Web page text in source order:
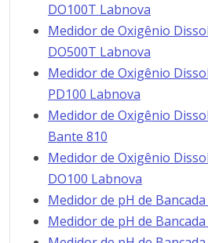
DO100T Labnova
Medidor de Oxigênio
DO500T Labnova
Medidor de Oxigênio
PD100 Labnova
Medidor de Oxigênio
Bante 810
Medidor de Oxigênio
DO100 Labnova
Medidor de pH de
Medidor de pH de